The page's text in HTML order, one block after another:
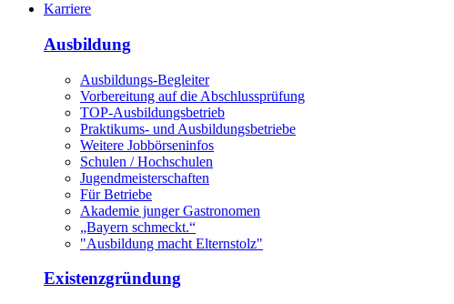
Karriere
Ausbildung
Ausbildungs-Begleiter
Vorbereitung auf die Abschlussprüfung
TOP-Ausbildungsbetrieb
Praktikums- und Ausbildungsbetriebe
Weitere Jobbörseninfos
Schulen / Hochschulen
Jugendmeisterschaften
Für Betriebe
Akademie junger Gastronomen
„Bayern schmeckt.“
"Ausbildung macht Elternstolz"
Existenzgründung